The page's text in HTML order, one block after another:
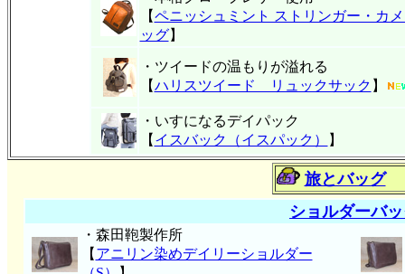
【ペニッシュミント ストリンガー・カ
ッグ】
・ツイードの温もりが溢れる
【ハリスツイード リュックサック 】
・いすになるデイパック
【 イスバック（イスパック） 】
旅とバッグ
ショルダーバ
・森田鞄製作所
【 アニリン染めデイリーショルダー